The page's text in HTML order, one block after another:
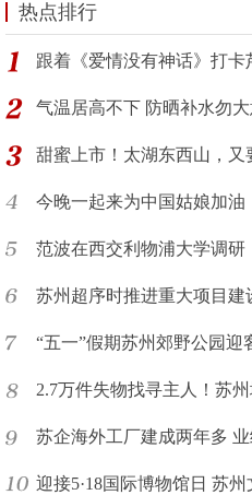
热点排行
跟着《爱情没有神话》打卡
气温居高不下 防晒补水勿
甜蜜上市！太湖东西山，
今晚一起来为中国姑娘加油
范波在西交利物浦大学调研
苏州超序时推进重大项目建
“五一”假期苏州郊野公园迎
2.7万件失物找寻主人！苏
苏企海外工厂建成两年多
迎接5·18国际博物馆日 苏州